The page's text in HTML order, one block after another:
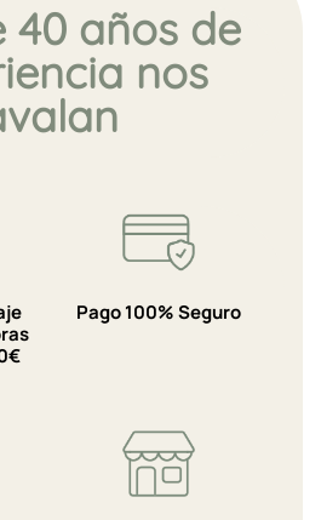
40 años de
nos
Pago 100% Seguro